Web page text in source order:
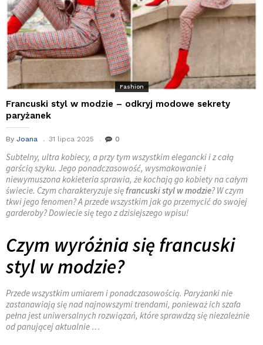
Fashion
Francuski styl w modzie – odkryj modowe sekrety
paryżanek
By Joana 31 lipca 2025 0
Subtelny, ultra kobiecy, a przy tym wszystkim elegancki i z całą
garścią szyku. Jego ponadczasowość, wysmakowanie i
niewymuszona kokieteria sprawia, że kochają go kobiety na całym
świecie. Czym charakteryzuje sięfrancuski styl w modzie? W czym
tkwi jego fenomen? A przede wszystkim jak go przemycić do swojej
garderoby? Dowiecie się tego z dzisiejszego wpisu!
Czym wyróżnia się francuski
styl w modzie?
Przede wszystkim umiarem i ponadczasowością. Paryżanki nie
zastanawiają się nad najnowszymi trendami, ponieważ ich szafa
pełna jest uniwersalnych rozwiązań, które sprawdzą się niezależnie
od panującej aktualnie …